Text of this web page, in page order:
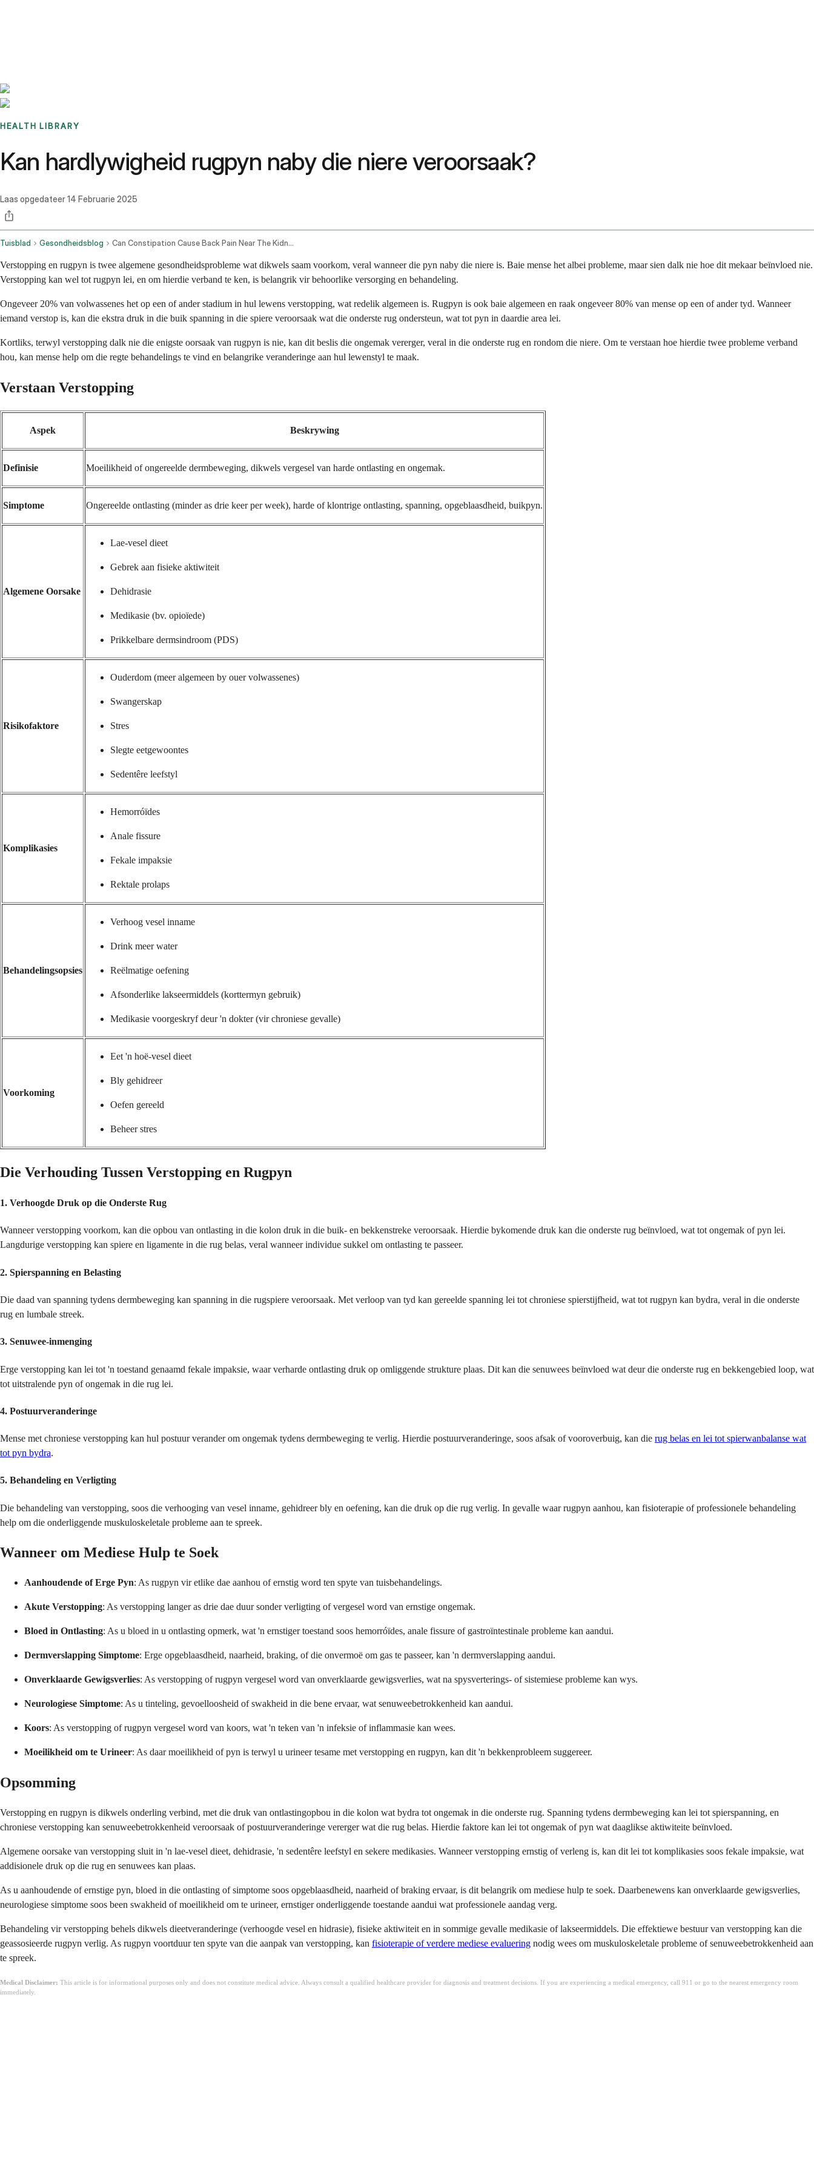
HEALTH LIBRARY
Kan hardlywigheid rugpyn naby die niere veroorsaak?
Laas opgedateer14 Februarie 2025
Tuisblad Gesondheidsblog Can Constipation Cause Back Pain Near The Kidneys
Verstopping en rugpyn is twee algemene gesondheidsprobleme wat dikwels saam voorkom, veral wanneer die pyn naby die niere is. Baie mense het albei probleme, maar sien dalk nie hoe dit mekaar beïnvloed nie.
Verstopping kan wel tot rugpyn lei, en om hierdie verband te ken, is belangrik vir behoorlike versorging en behandeling.
Ongeveer 20% van volwassenes het op een of ander stadium in hul lewens verstopping, wat redelik algemeen is. Rugpyn is ook baie algemeen en raak ongeveer 80% van mense op een of ander tyd. Wanneer
iemand verstop is, kan die ekstra druk in die buik spanning in die spiere veroorsaak wat die onderste rug ondersteun, wat tot pyn in daardie area lei.
Kortliks, terwyl verstopping dalk nie die enigste oorsaak van rugpyn is nie, kan dit beslis die ongemak vererger, veral in die onderste rug en rondom die niere. Om te verstaan hoe hierdie twee probleme verband
hou, kan mense help om die regte behandelings te vind en belangrike veranderinge aan hul lewenstyl te maak.
Verstaan Verstopping
Aspek Beskrywing
Definisie Moeilikheid of ongereelde dermbeweging, dikwels vergesel van harde ontlasting en ongemak.
Simptome Ongereelde ontlasting (minder as drie keer per week), harde of klontrige ontlasting, spanning, opgeblaasdheid, buikpyn.
Algemene Oorsake
Lae-vesel dieet
Gebrek aan fisieke aktiwiteit
Dehidrasie
Medikasie (bv. opioïede)
Prikkelbare dermsindroom (PDS)
Risikofaktore
Ouderdom (meer algemeen by ouer volwassenes)
Swangerskap
Stres
Slegte eetgewoontes
Sedentêre leefstyl
Komplikasies
Hemorróïdes
Anale fissure
Fekale impaksie
Rektale prolaps
Behandelingsopsies
Verhoog vesel inname
Drink meer water
Reëlmatige oefening
Afsonderlike lakseermiddels (korttermyn gebruik)
Medikasie voorgeskryf deur 'n dokter (vir chroniese gevalle)
Voorkoming
Eet 'n hoë-vesel dieet
Bly gehidreer
Oefen gereeld
Beheer stres
Die Verhouding Tussen Verstopping en Rugpyn
1. Verhoogde Druk op die Onderste Rug
Wanneer verstopping voorkom, kan die opbou van ontlasting in die kolon druk in die buik- en bekkenstreke veroorsaak. Hierdie bykomende druk kan die onderste rug beïnvloed, wat tot ongemak of pyn lei.
Langdurige verstopping kan spiere en ligamente in die rug belas, veral wanneer individue sukkel om ontlasting te passeer.
2. Spierspanning en Belasting
Die daad van spanning tydens dermbeweging kan spanning in die rugspiere veroorsaak. Met verloop van tyd kan gereelde spanning lei tot chroniese spierstijfheid, wat tot rugpyn kan bydra, veral in die onderste
rug en lumbale streek.
3. Senuwee-inmenging
Erge verstopping kan lei tot 'n toestand genaamd fekale impaksie, waar verharde ontlasting druk op omliggende strukture plaas. Dit kan die senuwees beïnvloed wat deur die onderste rug en bekkengebied loop, wat
tot uitstralende pyn of ongemak in die rug lei.
4. Postuurveranderinge
Mense met chroniese verstopping kan hul postuur verander om ongemak tydens dermbeweging te verlig. Hierdie postuurveranderinge, soos afsak of vooroverbuig, kan die rug belas en lei tot spierwanbalanse wat
tot pyn bydra.
5. Behandeling en Verligting
Die behandeling van verstopping, soos die verhooging van vesel inname, gehidreer bly en oefening, kan die druk op die rug verlig. In gevalle waar rugpyn aanhou, kan fisioterapie of professionele behandeling
help om die onderliggende muskuloskeletale probleme aan te spreek.
Wanneer om Mediese Hulp te Soek
Aanhoudende of Erge Pyn: As rugpyn vir etlike dae aanhou of ernstig word ten spyte van tuisbehandelings.
Akute Verstopping: As verstopping langer as drie dae duur sonder verligting of vergesel word van ernstige ongemak.
Bloed in Ontlasting: As u bloed in u ontlasting opmerk, wat 'n ernstiger toestand soos hemorróïdes, anale fissure of gastroïntestinale probleme kan aandui.
Dermverslapping Simptome: Erge opgeblaasdheid, naarheid, braking, of die onvermoë om gas te passeer, kan 'n dermverslapping aandui.
Onverklaarde Gewigsverlies: As verstopping of rugpyn vergesel word van onverklaarde gewigsverlies, wat na spysverterings- of sistemiese probleme kan wys.
Neurologiese Simptome: As u tinteling, gevoelloosheid of swakheid in die bene ervaar, wat senuweebetrokkenheid kan aandui.
Koors: As verstopping of rugpyn vergesel word van koors, wat 'n teken van 'n infeksie of inflammasie kan wees.
Moeilikheid om te Urineer: As daar moeilikheid of pyn is terwyl u urineer tesame met verstopping en rugpyn, kan dit 'n bekkenprobleem suggereer.
Opsomming
Verstopping en rugpyn is dikwels onderling verbind, met die druk van ontlastingopbou in die kolon wat bydra tot ongemak in die onderste rug. Spanning tydens dermbeweging kan lei tot spierspanning, en
chroniese verstopping kan senuweebetrokkenheid veroorsaak of postuurveranderinge vererger wat die rug belas. Hierdie faktore kan lei tot ongemak of pyn wat daaglikse aktiwiteite beïnvloed.
Algemene oorsake van verstopping sluit in 'n lae-vesel dieet, dehidrasie, 'n sedentêre leefstyl en sekere medikasies. Wanneer verstopping ernstig of verleng is, kan dit lei tot komplikasies soos fekale impaksie, wat
addisionele druk op die rug en senuwees kan plaas.
As u aanhoudende of ernstige pyn, bloed in die ontlasting of simptome soos opgeblaasdheid, naarheid of braking ervaar, is dit belangrik om mediese hulp te soek. Daarbenewens kan onverklaarde gewigsverlies,
neurologiese simptome soos been swakheid of moeilikheid om te urineer, ernstiger onderliggende toestande aandui wat professionele aandag verg.
Behandeling vir verstopping behels dikwels dieetveranderinge (verhoogde vesel en hidrasie), fisieke aktiwiteit en in sommige gevalle medikasie of lakseermiddels. Die effektiewe bestuur van verstopping kan die
geassosieerde rugpyn verlig. As rugpyn voortduur ten spyte van die aanpak van verstopping, kan fisioterapie of verdere mediese evaluering nodig wees om muskuloskeletale probleme of senuweebetrokkenheid aan
te spreek.
Medical Disclaimer: This article is for informational purposes only and does not constitute medical advice. Always consult a qualified healthcare provider for diagnosis and treatment decisions. If you are experiencing a medical emergency, call 911 or go to the nearest emergency room
immediately.